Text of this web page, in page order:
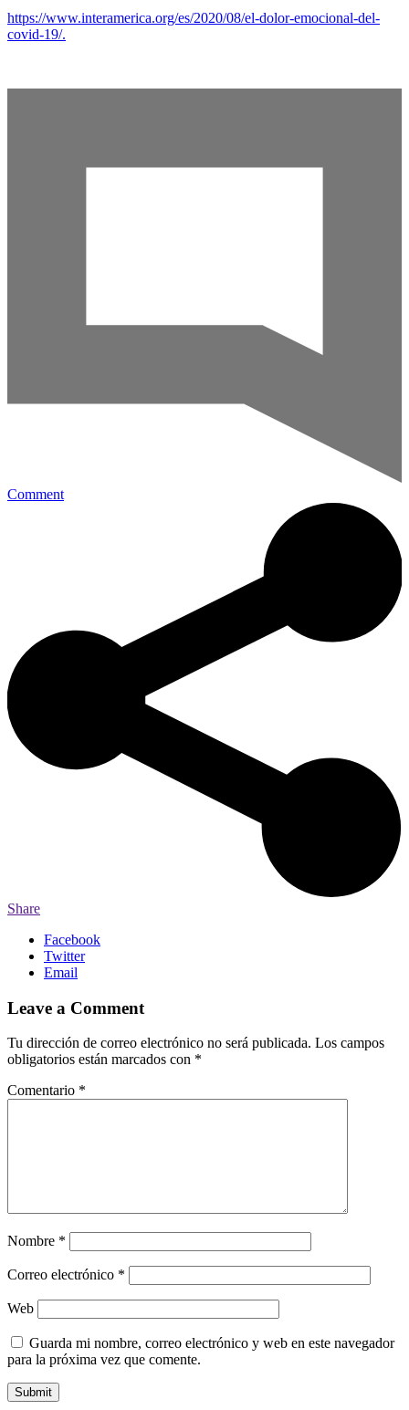
https://www.interamerica.org/es/2020/08/el-dolor-emocional-del-
covid-19/.
Comment
Share
Facebook
Twitter
Email
Leave a Comment
Tu dirección de correo electrónico no será publicada. Los campos
obligatorios están marcados con *
Comentario *
Nombre *
Correo electrónico *
Web
Guarda mi nombre, correo electrónico y web en este navegador
para la próxima vez que comente.